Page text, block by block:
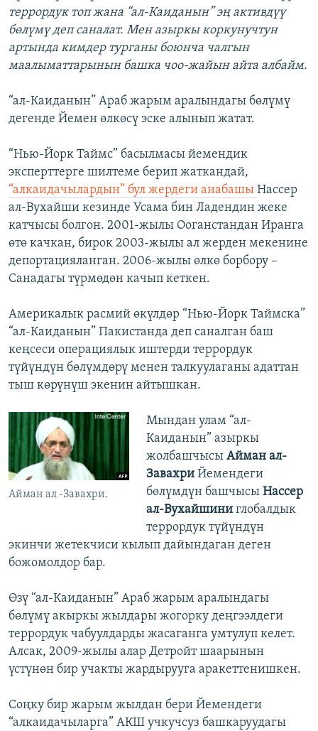
террордук топ жана “ал-Каиданын” эң активдүү
бөлүмү деп саналат. Мен азыркы коркунучтун
артында кимдер турганы боюнча чалгын
маалыматтарынын башка чоо-жайын айта албайм.
“ал-Каиданын” Араб жарым аралындагы бөлүмү
дегенде Йемен өлкөсү эске алынып жатат.
“Нью-Йорк Таймс” басылмасы йемендик
эксперттерге шилтеме берип жаткандай,
“алкаидачылардын” бул жердеги анабашы Нассер
ал-Вухайши кезинде Усама бин Ладендин жеке
катчысы болгон. 2001-жылы Ооганстандан Иранга
өтө качкан, бирок 2003-жылы ал жерден мекенине
депортацияланган. 2006-жылы өлкө борбору –
Санадагы түрмөдөн качып кеткен.
Америкалык расмий өкүлдөр “Нью-Йорк Таймска”
“ал-Каиданын” Пакистанда деп саналган баш
кеңсеси операциялык иштерди террордук
түйүндүн бөлүмдөрү менен талкуулаганы адаттан
тыш көрүнүш экенин айтышкан.
Айман ал -Завахри.
Мындан улам “ал-
Каиданын” азыркы
жолбашчысы Айман ал-
Завахри Йемендеги
бөлүмдүн башчысы Нассер
ал-Вухайшини глобалдык
террордук түйүндүн
экинчи жетекчиси кылып дайындаган деген
божомолдор бар.
Өзү “ал-Каиданын” Араб жарым аралындагы
бөлүмү акыркы жылдары жогорку деңгээлдеги
террордук чабуулдарды жасаганга умтулуп келет.
Алсак, 2009-жылы алар Детройт шаарынын
үстүнөн бир учакты жардырууга аракеттенишкен.
Соңку бир жарым жылдан бери Йемендеги
“алкаидачыларга” АКШ учкучсуз башкаруудагы